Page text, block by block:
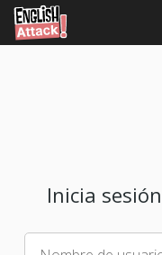
Inicia